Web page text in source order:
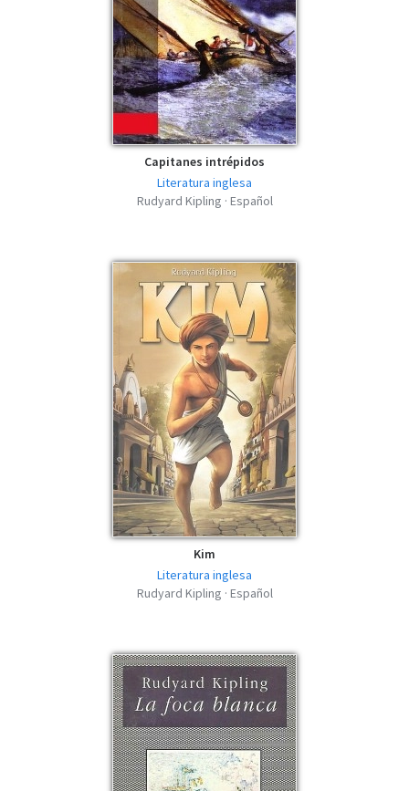
Los constructores del puente - Rudyard
Kipling - FB2
fb2 | 472.68 KB | 722 hits
Los constructores del puente - Rudyard
Kipling - AZW3
azw3 | 383.98 KB | 434 hits
Capitanes intrépidos
Literatura inglesa
Rudyard Kipling · Español
Kim
Literatura inglesa
Rudyard Kipling · Español